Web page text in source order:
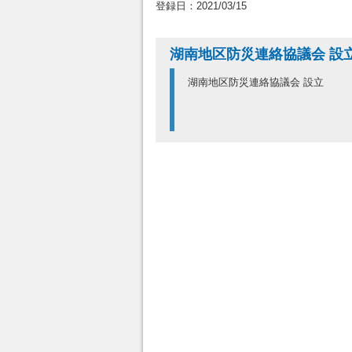
登録日：2021/03/15
湖南地区防災連絡協議会 設
湖南地区防災連絡協議会 設立